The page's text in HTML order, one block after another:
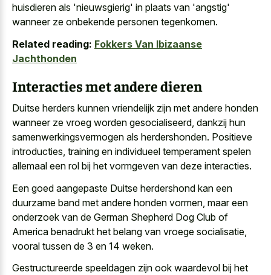
huisdieren als 'nieuwsgierig' in plaats van 'angstig'
wanneer ze onbekende personen tegenkomen.
Related reading: Fokkers Van Ibizaanse
Jachthonden
Interacties met andere dieren
Duitse herders kunnen vriendelijk zijn met andere honden
wanneer ze vroeg worden gesocialiseerd, dankzij hun
samenwerkingsvermogen als herdershonden. Positieve
introducties, training en individueel temperament spelen
allemaal een rol bij het vormgeven van deze interacties.
Een goed aangepaste Duitse herdershond kan een
duurzame band met andere honden vormen , maar een
onderzoek van de German Shepherd Dog Club of
America benadrukt het belang van vroege socialisatie,
vooral tussen de 3 en 14 weken.
Gestructureerde speeldagen zijn ook waardevol bij het